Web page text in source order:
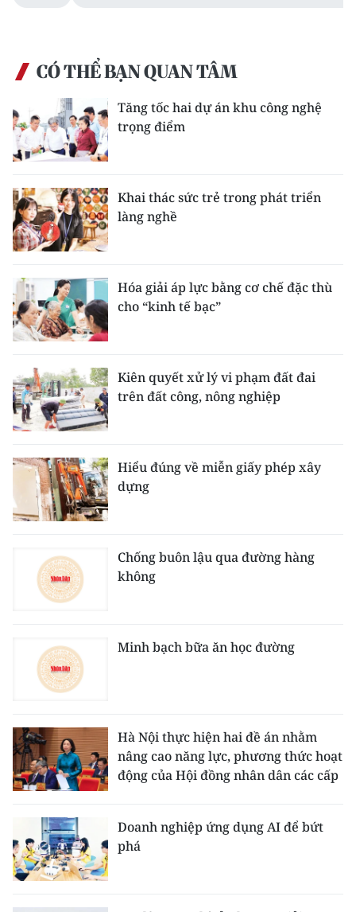
CÓ THỂ BẠN QUAN TÂM
Tăng tốc hai dự án khu công nghệ
trọng điểm
Khai thác sức trẻ trong phát triển
làng nghề
Hóa giải áp lực bằng cơ chế đặc thù
cho “kinh tế bạc”
Kiên quyết xử lý vi phạm đất đai
trên đất công, nông nghiệp
Hiểu đúng về miễn giấy phép xây
dựng
Chống buôn lậu qua đường hàng
không
Minh bạch bữa ăn học đường
Hà Nội thực hiện hai đề án nhằm
nâng cao năng lực, phương thức hoạt
động của Hội đồng nhân dân các cấp
Doanh nghiệp ứng dụng AI để bứt
phá